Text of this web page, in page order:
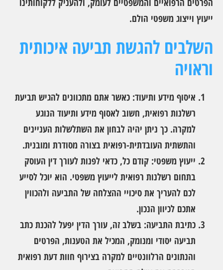
ייעוץ וייצוג משפטי הולם.
השלבים להגשת תביעה איכותית
וראויה
איסוף מידע ותיעוד: כאשר אתם מתכוונים להגיש תביעת
רשלנות רפואית, חשוב לאסוף מידע ותיעוד הנוגע
למקרה. כך ניתן יהיה לבחון את השתלשלות העניינים
והתשתית העובדתית-רפואית בצורה מסודרת ומובנית.
ייעוץ משפטי: קודם כל, כדאי לפנות לעורך דין העוסק
בתחום רשלנות רפואית לייעוץ משפטי. הוא יוכל לסייע
לכם להעריך את סיכויי ההצלחה של התביעה ולהכווין
אתכם לכיוון הנכון.
כתיבת התביעה: בשלב זה, עורך הדין יפעל להכנת כתב
תביעה יסודי ומנומק, המכיל את הטענות, הפרטים
והנתונים הרלוונטיים למקרה בצירוף חוות דעת רפואית